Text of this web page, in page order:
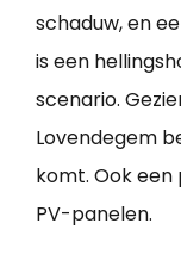
schaduw, en
is een
scenario.
Lovendegem
komt. Ook
PV-panelen.